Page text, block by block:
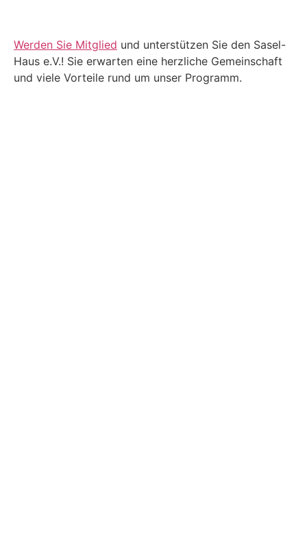
Werden Sie Mitglied und unterstützen Sie den Sasel-
Haus e.V.! Sie erwarten eine herzliche Gemeinschaft
und viele Vorteile rund um unser Programm.